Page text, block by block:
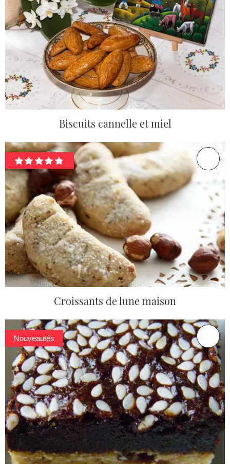
Biscuits cannelle et miel
Croissants de lune maison
Nouveautés